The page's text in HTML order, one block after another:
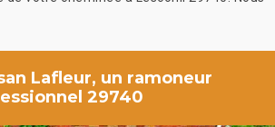
Lafleur, un ramoneur
29740